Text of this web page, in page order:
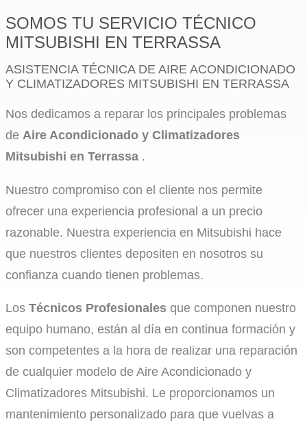
SOMOS TU SERVICIO TÉCNICO
MITSUBISHI EN TERRASSA
ASISTENCIA TÉCNICA DE AIRE ACONDICIONADO
Y CLIMATIZADORES MITSUBISHI EN TERRASSA
Nos dedicamos a reparar los principales problemas
de Aire Acondicionado y Climatizadores
Mitsubishi en Terrassa .
Nuestro compromiso con el cliente nos permite
ofrecer una experiencia profesional a un precio
razonable. Nuestra experiencia en Mitsubishi hace
que nuestros clientes depositen en nosotros su
confianza cuando tienen problemas.
Los Técnicos Profesionales que componen nuestro
equipo humano, están al día en continua formación y
son competentes a la hora de realizar una reparación
de cualquier modelo de Aire Acondicionado y
Climatizadores Mitsubishi. Le proporcionamos un
mantenimiento personalizado para que vuelvas a